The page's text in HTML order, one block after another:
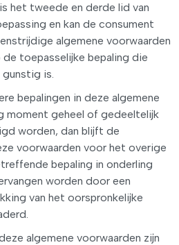
het tweede en derde lid van
en kan de consument
algemene voorwaarden
toepasselijke bepaling die
is.
bepalingen in deze algemene
moment geheel of gedeeltelijk
worden, dan blijft de
voorwaarden voor het overige
bepaling in onderling
worden door een
van het oorspronkelijke
algemene voorwaarden zijn